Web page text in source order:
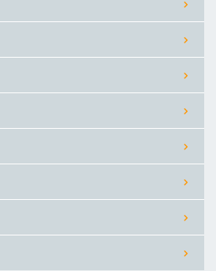
데다코우라니시
데다코우라니시